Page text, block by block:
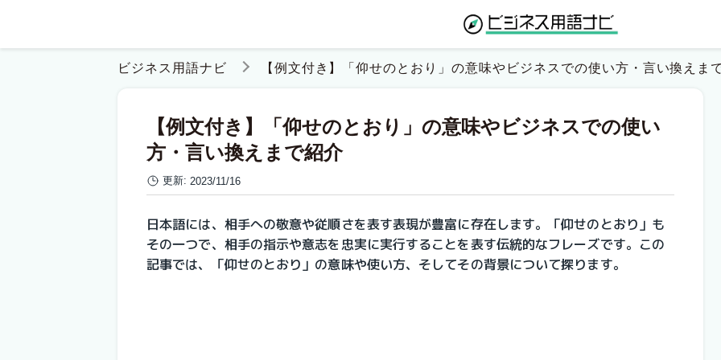
ビジネス用語ナビ 【例文付き】「仰せのとおり」の意味やビジネスでの使い方・言い換えま
【例文付き】「仰せのとおり」の意味やビジネスでの使い
方・言い換えまで紹介
更新: 2023/11/16
日本語には、相手への敬意や従順さを表す表現が豊富に存在します。「仰せのとおり」も
その一つで、相手の指示や意志を忠実に実行することを表す伝統的なフレーズです。この
記事では、「仰せのとおり」の意味や使い方、そしてその背景について探ります。